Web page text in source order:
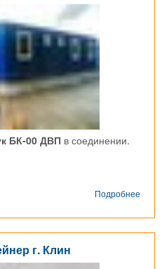
БК-00 ДВП в соединении.
Подробнее
г. Клин